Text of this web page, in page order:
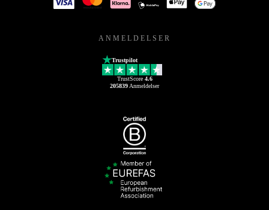
ANMELDELSER
Trustpilot
TrustScore 4.6
205839 Anmeldelser